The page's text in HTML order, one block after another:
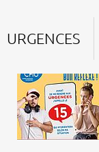
URGENCES